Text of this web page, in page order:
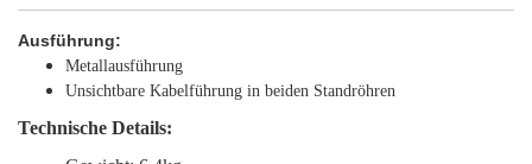
Ausführung:
Metallausführung
Unsichtbare Kabelführung in beiden Standröhren
Technische Details: